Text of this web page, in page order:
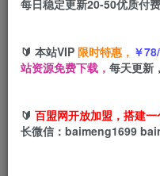
课程内容简介
本课程由抖音资深
每日稳定更新20-50优质付
🔰 本站VIP 限时特惠， ￥
站资源免费下载， 每天更新
🔰 百盟网开放加盟，搭建
长微信：baimeng1699